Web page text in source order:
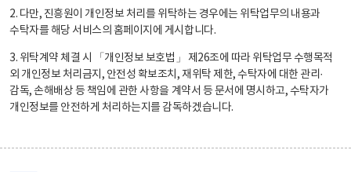
2. 다만, 진흥원이 개인정보 처리를 위탁하는 경우에는 위탁업무의 내용과
수탁자를 해당 서비스의 홈페이지에 게시합니다.
3. 위탁계약 체결 시 「개인정보 보호법」 제26조에 따라 위탁업무 수행목적
외 개인정보 처리금지, 안전성 확보조치, 재위탁 제한, 수탁자에 대한 관리·
감독, 손해배상 등 책임에 관한 사항을 계약서 등 문서에 명시하고, 수탁자가
개인정보를 안전하게 처리하는지를 감독하겠습니다.